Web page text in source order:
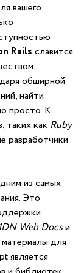
вашего
Rails славится
обширной
найти
просто. К
⁤таких как Ruby
⁤разработчики
из самых
Это
Web Docsи
для⁤
является